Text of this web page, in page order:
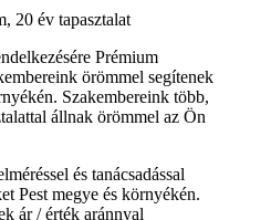
20 év tapasztalat
Prémium
örömmel segítenek
Szakembereink több,
állnak örömmel az Ön
és tanácsadással
Pest megye és környékén.
ár / érték aránnyal